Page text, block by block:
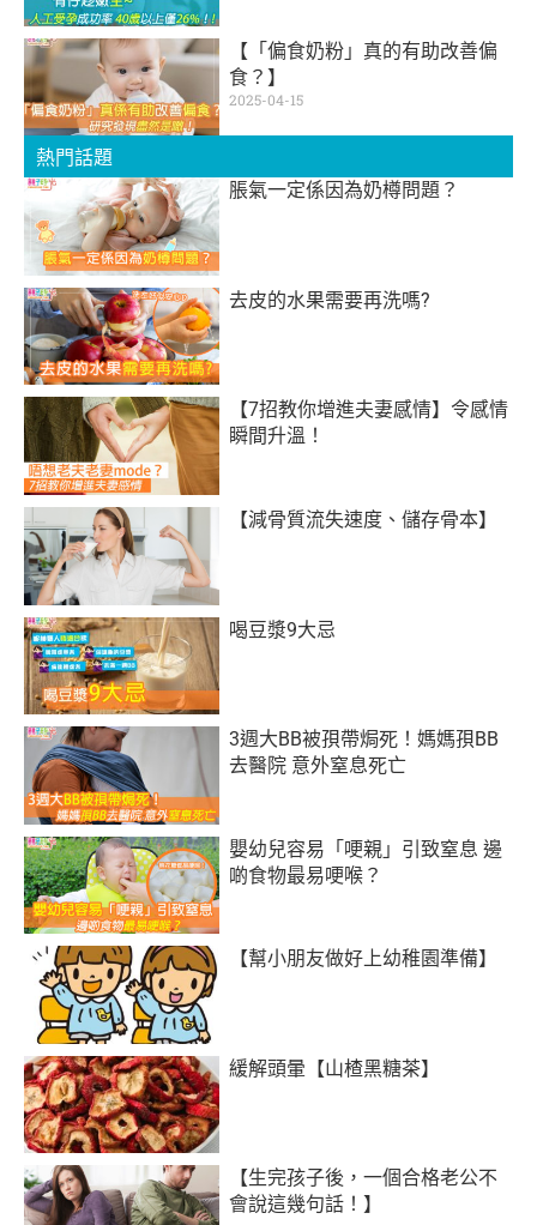
【「偏食奶粉」真的有助改善偏
食？】
2025-04-15
熱門話題
脹氣一定係因為奶樽問題？
去皮的水果需要再洗嗎?
【7招教你增進夫妻感情】令感情
瞬間升溫！
【減骨質流失速度、儲存骨本】
喝豆漿9大忌
3週大BB被孭帶焗死！媽媽孭BB
去醫院 意外窒息死亡
嬰幼兒容易「哽親」引致窒息 邊
啲食物最易哽喉？
【幫小朋友做好上幼稚園準備】
緩解頭暈【山楂黑糖茶】
【生完孩子後，一個合格老公不
會說這幾句話！】